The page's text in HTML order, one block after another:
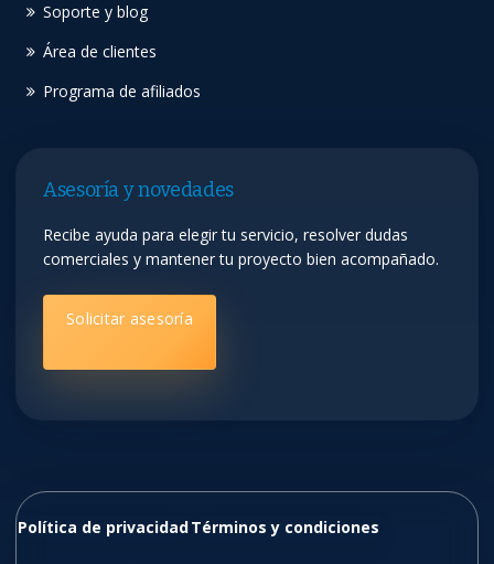
Soporte y blog
Área de clientes
Programa de afiliados
Asesoría y novedades
Recibe ayuda para elegir tu servicio, resolver dudas
comerciales y mantener tu proyecto bien acompañado.
Solicitar asesoría
Política de privacidadTérminos y condiciones